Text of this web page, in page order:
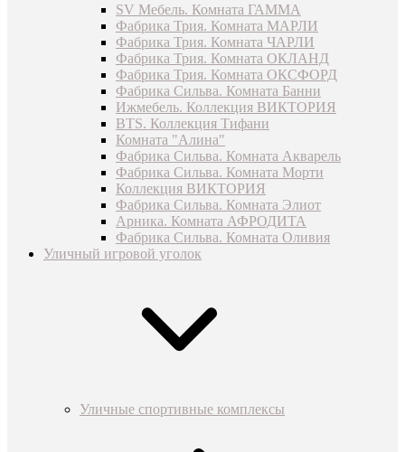
SV Мебель. Комната ГАММА
Фабрика Трия. Комната МАРЛИ
Фабрика Трия. Комната ЧАРЛИ
Фабрика Трия. Комната ОКЛАНД
Фабрика Трия. Комната ОКСФОРД
Фабрика Сильва. Комната Банни
Ижмебель. Коллекция ВИКТОРИЯ
BTS. Коллекция Тифани
Комната "Алина"
Фабрика Сильва. Комната Акварель
Фабрика Сильва. Комната Морти
Коллекция ВИКТОРИЯ
Фабрика Сильва. Комната Элиот
Арника. Комната АФРОДИТА
Фабрика Сильва. Комната Оливия
Уличный игровой уголок
Уличные спортивные комплексы